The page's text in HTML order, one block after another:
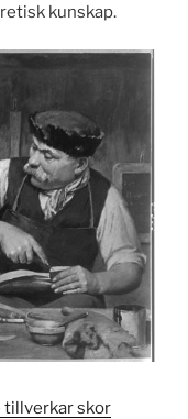
kunskap.
tillverkar skor